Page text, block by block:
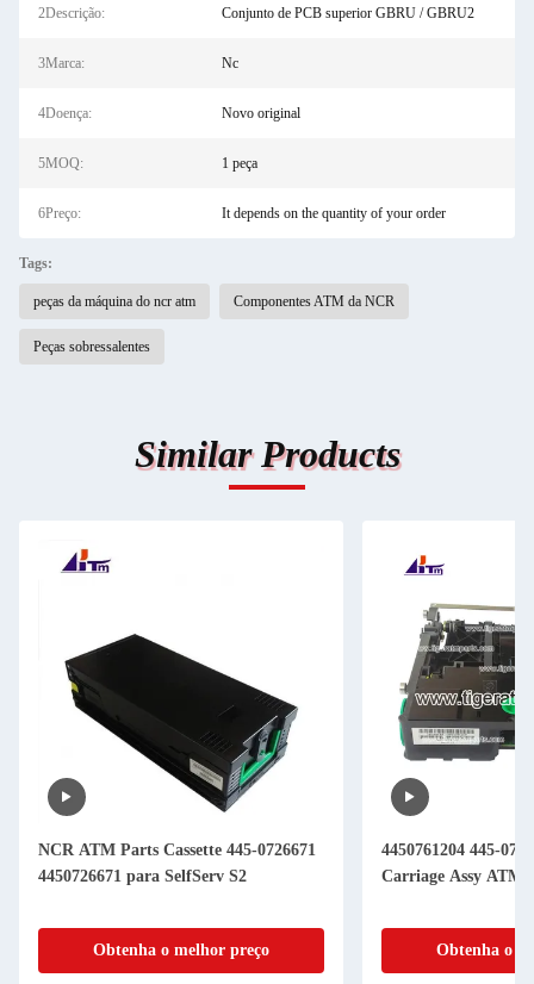
2Descrição: Conjunto de PCB superior GBRU / GBRU2
3Marca: Nc
4Doença: Novo original
5MOQ: 1 peça
6Preço: It depends on the quantity of your order
Tags:
peças da máquina do ncr atm Componentes ATM da NCR
Peças sobressalentes
Similar Products
NCR ATM Parts Cassette 445-0726671
4450726671 para SelfServ S2
Obtenha o melhor preço
4450761204 445-
Carriage Assy ATM
Obtenha o